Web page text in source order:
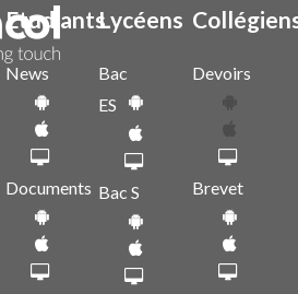
Etudiants
News
Documents
Lycéens
Bac
ES
Bac S
Devoirs
Brevet